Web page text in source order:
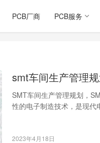
PCB厂商 PCB服务
smt车间生产管理
SMT车间生产管理规划，
性的电子制造技术，是现
2023年4月18日